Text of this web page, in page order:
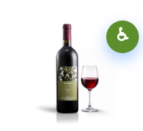
גווני אפור
♿︎